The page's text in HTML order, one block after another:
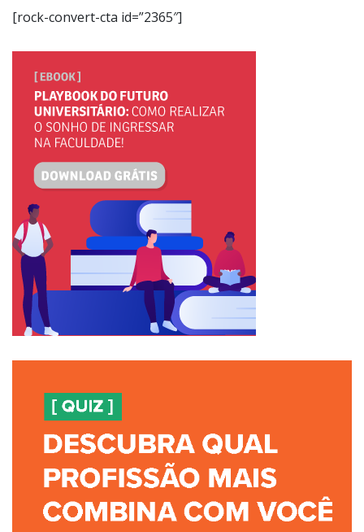
[rock-convert-cta id=”2365″]